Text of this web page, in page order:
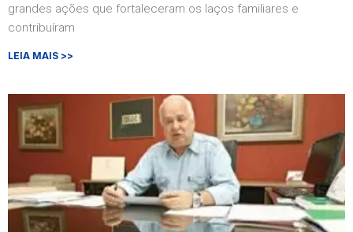
grandes ações que fortaleceram os laços familiares e
contribuíram
LEIA MAIS >>